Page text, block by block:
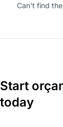
Can't find
Start
today